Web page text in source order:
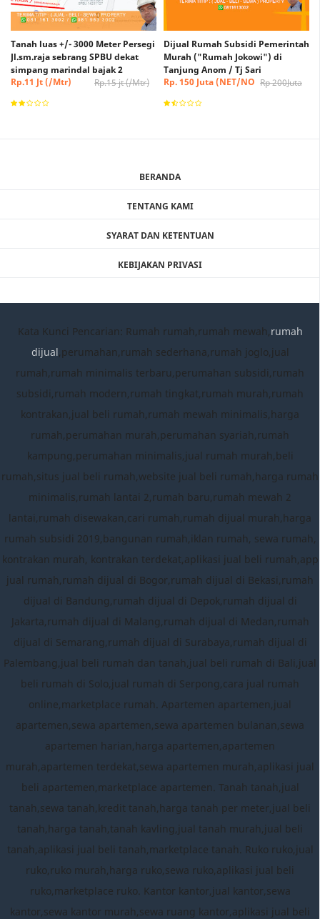
Tanah luas +/- 3000 Meter Persegi
Jl.sm.raja sebrang SPBU dekat
simpang marindal bajak 2
Rp.15 jt (/Mtr)
Rp.11 Jt (/Mtr)
Dijual Rumah Subsidi Pemerintah
Murah ("Rumah Jokowi") di
Tanjung Anom / Tj Sari
Rp 200Juta
Rp. 150 Juta (NET/NO
BERANDA
TENTANG KAMI
SYARAT DAN KETENTUAN
KEBIJAKAN PRIVASI
Kata Kunci Pencarian: Rumah rumah,rumah mewah,rumah
dijual,perumahan,rumah sederhana,rumah joglo,jual
rumah,rumah minimalis terbaru,perumahan subsidi,rumah
subsidi,rumah modern,rumah tingkat,rumah murah,rumah
kontrakan,jual beli rumah,rumah mewah minimalis,harga
rumah,perumahan murah,perumahan syariah,rumah
kampung,perumahan minimalis,jual rumah murah,beli
rumah,situs jual beli rumah,website jual beli rumah,harga rumah
minimalis,rumah lantai 2,rumah baru,rumah mewah 2
lantai,rumah disewakan,cari rumah,rumah dijual murah,harga
rumah subsidi 2019,bangunan rumah,iklan rumah, sewa rumah,
kontrakan murah, kontrakan terdekat,aplikasi jual beli rumah,app
jual rumah,rumah dijual di Bogor,rumah dijual di Bekasi,rumah
dijual di Bandung,rumah dijual di Depok,rumah dijual di
Jakarta,rumah dijual di Malang,rumah dijual di Medan,rumah
dijual di Semarang,rumah dijual di Surabaya,rumah dijual di
Palembang,jual beli rumah dan tanah,jual beli rumah di Bali,jual
beli rumah di Solo,jual rumah di Serpong,cara jual rumah
online,marketplace rumah. Apartemen apartemen,jual
apartemen,sewa apartemen,sewa apartemen bulanan,sewa
apartemen harian,harga apartemen,apartemen
murah,apartemen terdekat,sewa apartemen murah,aplikasi jual
beli apartemen,marketplace apartemen. Tanah tanah,jual
tanah,sewa tanah,kredit tanah,harga tanah per meter,jual beli
tanah,harga tanah,tanah kavling,jual tanah murah,jual beli
tanah,aplikasi jual beli tanah,marketplace tanah. Ruko ruko,jual
ruko,ruko murah,harga ruko,sewa ruko,aplikasi jual beli
ruko,marketplace ruko. Kantor kantor,jual kantor,sewa
kantor,sewa kantor murah,sewa ruang kantor,aplikasi jual beli